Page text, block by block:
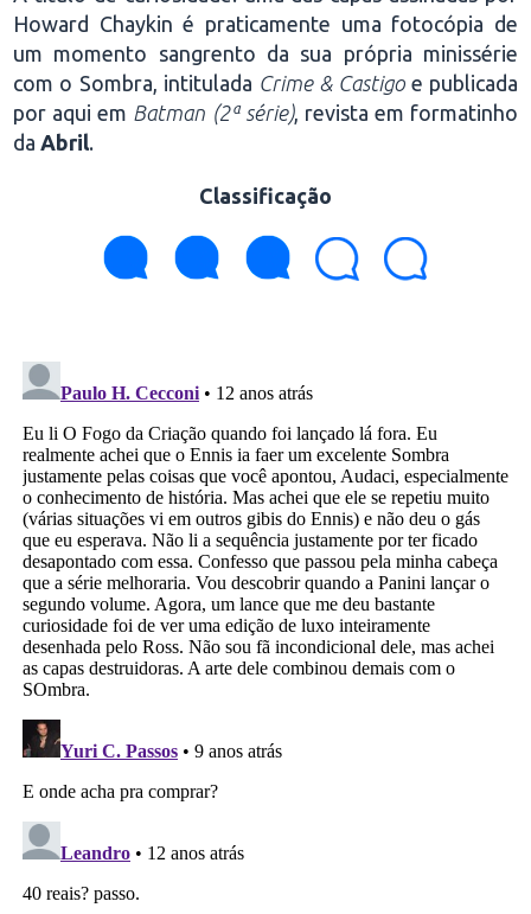
Howard Chaykin é praticamente uma fotocópia de
um momento sangrento da sua própria minissérie
com o Sombra, intitulada Crime & Castigoe publicada
por aqui em Batman (2ª série), revista em formatinho
daAbril.
Classificação